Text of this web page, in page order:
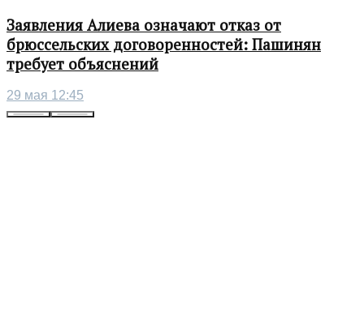
Заявления Алиева означают отказ от
брюссельских договоренностей: Пашинян
требует объяснений
29 мая 12:45